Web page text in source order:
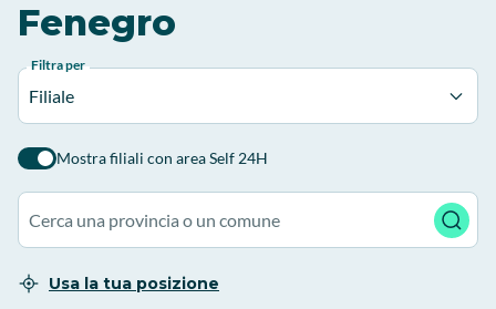
Fenegro
Filtra per
Filiale
Mostra filiali con area Self 24H
Usa la tua posizione